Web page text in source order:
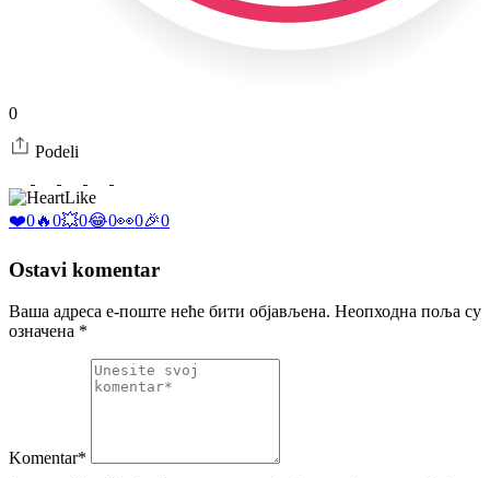
0
Podeli
Like
❤️0🔥0💥0😂0👀0🎉0
Ostavi komentar
Ваша адреса е-поште неће бити објављена. Неопходна поља су
означена *
Komentar*